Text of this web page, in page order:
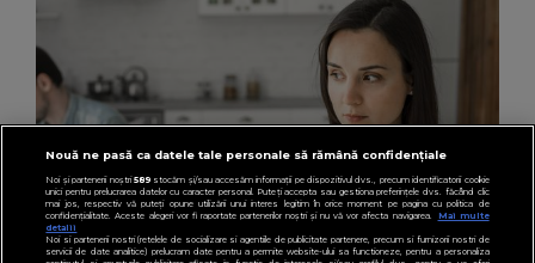
Nouă ne pasă ca datele tale personale să rămână confidențiale
Noi și partenerii noștri589stocăm și/sau accesăm informații pe dispozitivul dvs., precum identificatorii cookie
unici pentru prelucrarea datelor cu caracter personal. Puteți accepta sau gestiona preferințele dvs. făcând clic
mai jos, respectiv vă puteți opune utilizării unui interes legitim în orice moment pe pagina cu politica de
confidențialitate. Aceste alegeri vor fi raportate partenerilor noștri și nu vă vor afecta navigarea.
Mai multe
detalii
Noi si partenerii nostri (retelele de socializare si agentiile de publicitate partenere, precum si furnizorii nostri de
servicii de date analitice) prelucram date pentru a permite website-ului sa functioneze, pentru a personaliza